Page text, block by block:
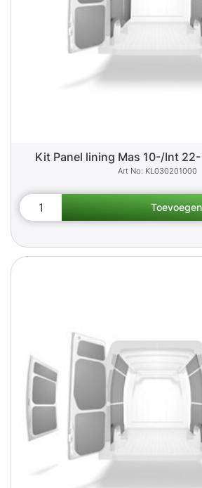
Kit Panel lining Mas 10-/Int 22-
KL030201000